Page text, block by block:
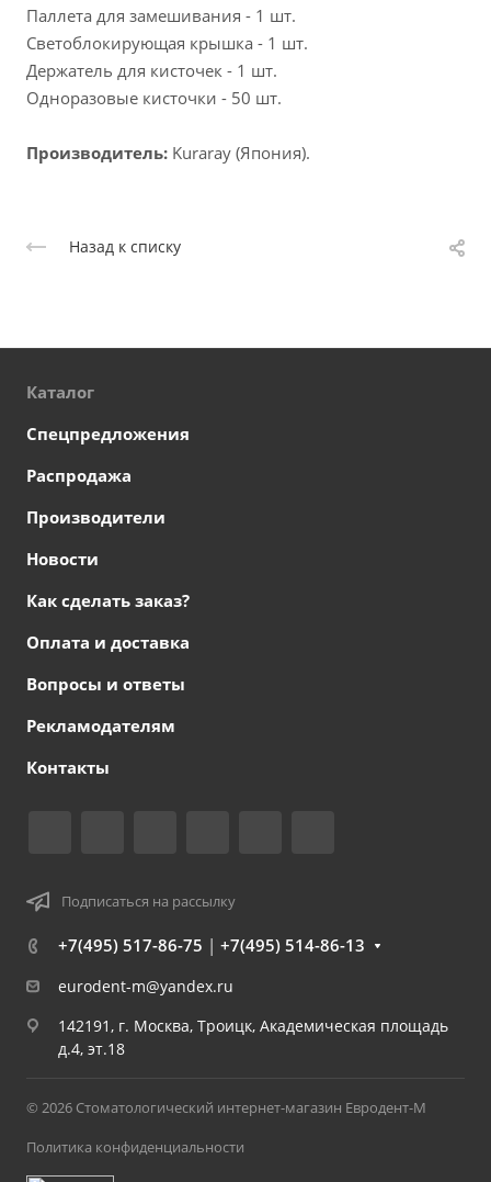
Паллета для замешивания - 1 шт.
Светоблокирующая крышка - 1 шт.
Держатель для кисточек - 1 шт.
Одноразовые кисточки - 50 шт.
Производитель: Kuraray (Япония).
Назад к списку
Каталог
Спецпредложения
Распродажа
Производители
Новости
Как сделать заказ?
Оплата и доставка
Вопросы и ответы
Рекламодателям
Контакты
Подписаться на рассылку
+7(495) 517-86-75 | +7(495) 514-86-13
eurodent-m@yandex.ru
142191, г. Москва, Троицк, Академическая площадь
д.4, эт.18
© 2026 Стоматологический интернет-магазин Евродент-М
Политика конфиденциальности